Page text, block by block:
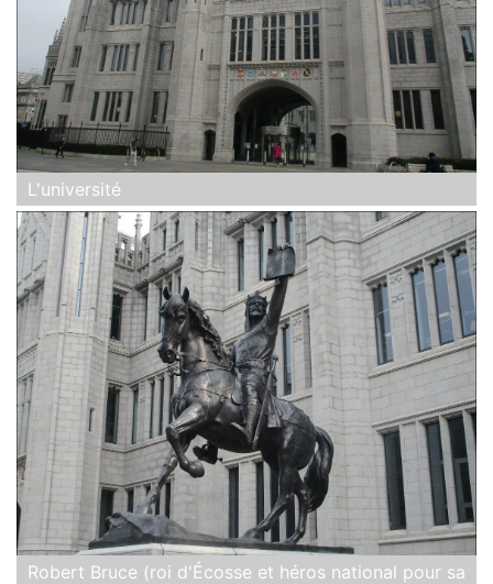
L'université
Robert Bruce (roi d'Écosse et héros national pour sa